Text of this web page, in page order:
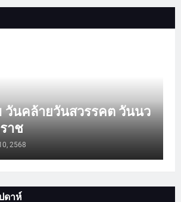
วันคล้ายวันสวรรคต วันนว
าช
2568
ดาห์